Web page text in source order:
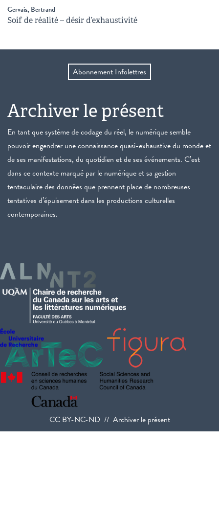
Gervais, Bertrand
Soif de réalité – désir d’exhaustivité
Abonnement Infolettres
Archiver le présent
En tant que système de codage du réel, le numérique semble
pouvoir engendrer une connaissance quasi-exhaustive du monde et
de ses manifestations, du quotidien et de ses événements. C’est
dans ce contexte marqué par le numérique et sa gestion
tentaculaire des données que prennent place de nombreuses
tentatives d’épuisement dans les productions culturelles
contemporaines.
CC BY-NC-ND // Archiver le présent